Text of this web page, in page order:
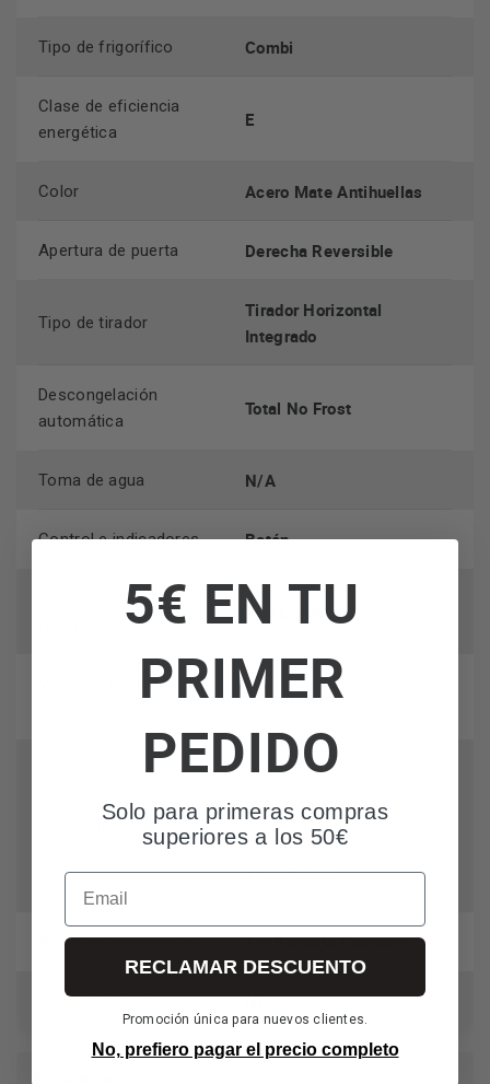
Tipo de frigorífico Combi
Clase de eficiencia
energética
E
Color Acero Mate Antihuellas
Apertura de puerta Derecha Reversible
Tipo de tirador
Tirador Horizontal
Integrado
Descongelación
automática
Total No Frost
Toma de agua N/A
Control e indicadores Botón
Volumen útil del
216 Litros
Volumen útil del
89 Litros
Clase climática
Tropical
Subtropical
Templado Ampliado
Templado
Accesorios incluidos 1 x Bandeja Cubitera
Home Connect NO
5€ EN TU
PRIMER
PEDIDO
Solo para primeras compras
superiores a los 50€
Email
RECLAMAR DESCUENTO
Promoción única para nuevos clientes.
No, prefiero pagar el precio completo